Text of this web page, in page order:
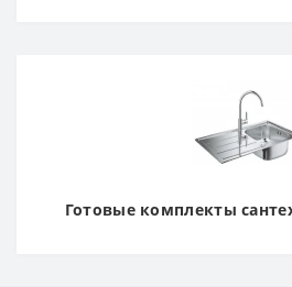
Готовые комплекты